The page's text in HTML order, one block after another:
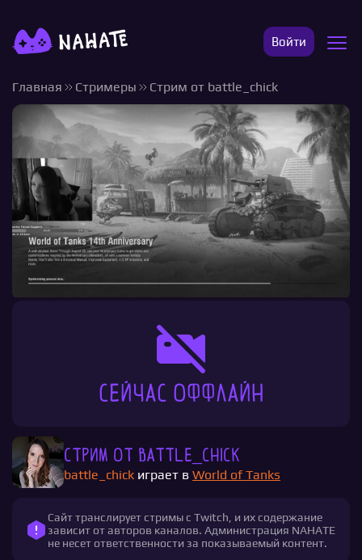
Войти
Главная Стримеры Стрим от battle_chick
Стрим от battle_chick
battle_chick играет в World of Tanks
Сайт транслирует стримы с Twitch, и их содержание
зависит от авторов каналов. Администрация NAHATE
не несет ответственности за показываемый контент.
Сейчас оффлайн